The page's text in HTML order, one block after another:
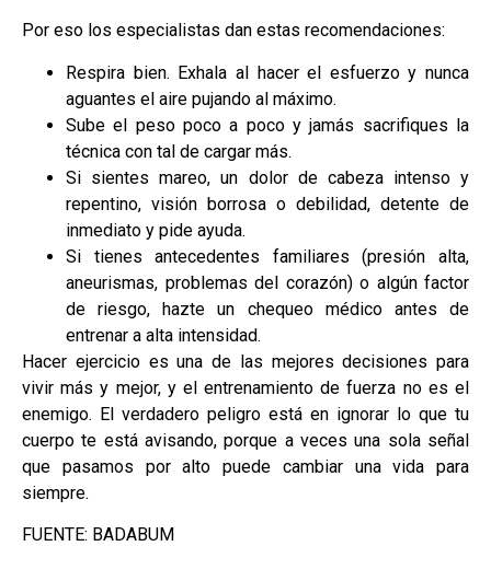
Por eso los especialistas dan estas recomendaciones:
Respira bien. Exhala al hacer el esfuerzo y nunca
aguantes el aire pujando al máximo.
Sube el peso poco a poco y jamás sacrifiques la
técnica con tal de cargar más.
Si sientes mareo, un dolor de cabeza intenso y
repentino, visión borrosa o debilidad, detente de
inmediato y pide ayuda.
Si tienes antecedentes familiares (presión alta,
aneurismas, problemas del corazón) o algún factor
de riesgo, hazte un chequeo médico antes de
entrenar a alta intensidad.
Hacer ejercicio es una de las mejores decisiones para
vivir más y mejor, y el entrenamiento de fuerza no es el
enemigo. El verdadero peligro está en ignorar lo que tu
cuerpo te está avisando, porque a veces una sola señal
que pasamos por alto puede cambiar una vida para
siempre.
FUENTE: BADABUM